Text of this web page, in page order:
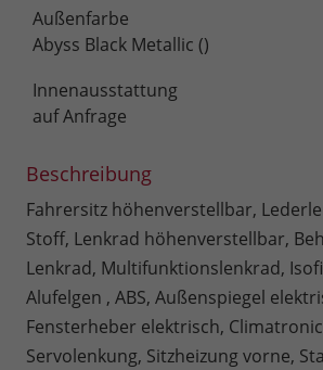
Außenfarbe
Abyss Black Metallic ()
Innenausstattung
auf Anfrage
Beschreibung
Fahrersitz höhenverstellbar,
Stoff, Lenkrad höhenverstellbar,
Lenkrad, Multifunktionslenkrad,
Alufelgen , ABS, Außenspiegel
Fensterheber elektrisch,
Servolenkung, Sitzheizung vorne,